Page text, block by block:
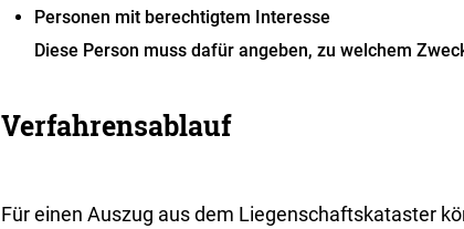
Personen mit berechtigtem Interesse
Diese Person muss dafür angeben, zu welchem
Verfahrensablauf
Für einen Auszug aus dem Liegenschaftskataster